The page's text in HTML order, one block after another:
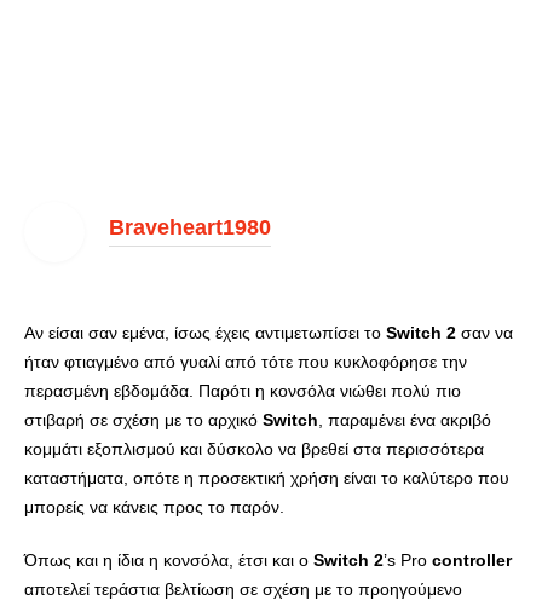
Braveheart1980
Αν είσαι σαν εμένα, ίσως έχεις αντιμετωπίσει το Switch 2 σαν να
ήταν φτιαγμένο από γυαλί από τότε που κυκλοφόρησε την
περασμένη εβδομάδα. Παρότι η κονσόλα νιώθει πολύ πιο
στιβαρή σε σχέση με το αρχικό Switch , παραμένει ένα ακριβό
κομμάτι εξοπλισμού και δύσκολο να βρεθεί στα περισσότερα
καταστήματα, οπότε η προσεκτική χρήση είναι το καλύτερο που
μπορείς να κάνεις προς το παρόν.
Όπως και η ίδια η κονσόλα, έτσι και ο Switch 2’s Pro controller
αποτελεί τεράστια βελτίωση σε σχέση με το προηγούμενο